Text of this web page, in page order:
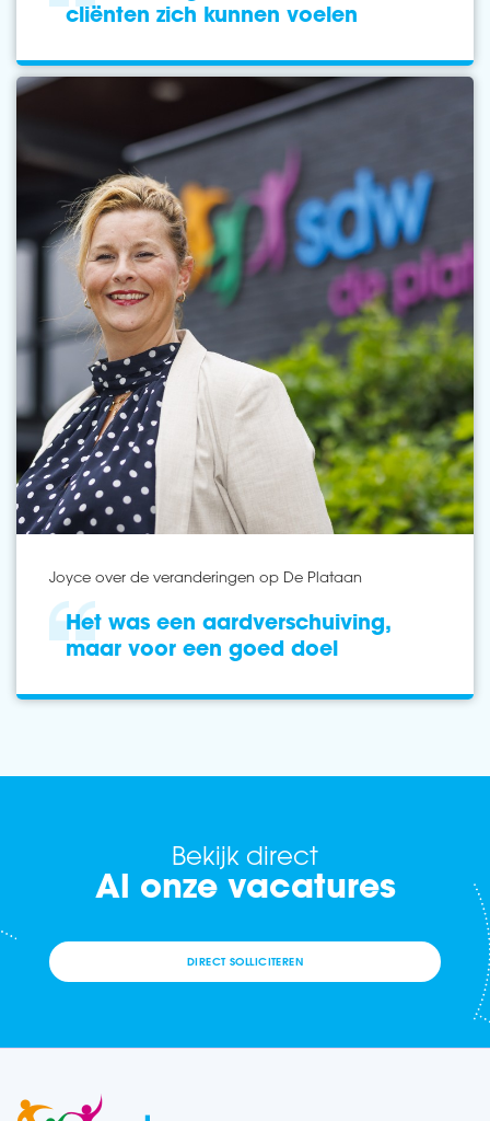
cliënten zich kunnen voelen
Joyce over de veranderingen op De Plataan
Het was een aardverschuiving,
maar voor een goed doel
Bekijk direct
Al onze vacatures
DIRECT SOLLICITEREN